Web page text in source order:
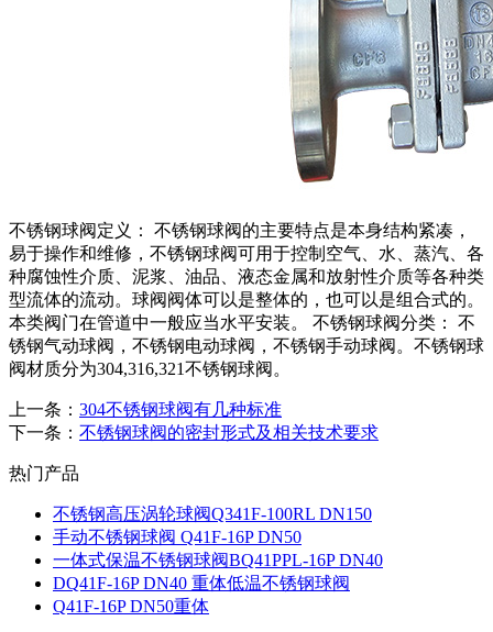
不锈钢球阀定义： 不锈钢球阀的主要特点是本身结构紧凑，
易于操作和维修，不锈钢球阀可用于控制空气、水、蒸汽、各
种腐蚀性介质、泥浆、油品、液态金属和放射性介质等各种类
型流体的流动。球阀阀体可以是整体的，也可以是组合式的。
本类阀门在管道中一般应当水平安装。 不锈钢球阀分类： 不
锈钢气动球阀，不锈钢电动球阀，不锈钢手动球阀。不锈钢球
阀材质分为304,316,321不锈钢球阀。
上一条： 304不锈钢球阀有几种标准
下一条： ​不锈钢球阀的密封形式及相关技术要求
热门产品
不锈钢高压涡轮球阀Q341F-100RL DN150
手动不锈钢球阀 Q41F-16P DN50
一体式保温不锈钢球阀BQ41PPL-16P DN40
DQ41F-16P DN40 重体低温不锈钢球阀
Q41F-16P DN50重体